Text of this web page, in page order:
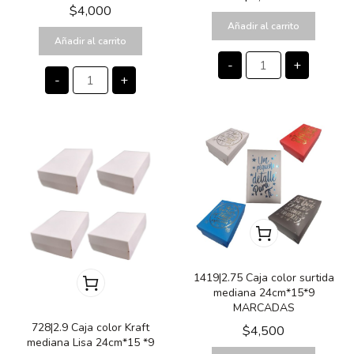
$4,000
Añadir al carrito
- +
Añadir al carrito
- +
728|2.9 Caja color Kraft
mediana Lisa 24cm*15 *9
1419|2.75 Caja color surtida
mediana 24cm*15*9
MARCADAS
$4,500